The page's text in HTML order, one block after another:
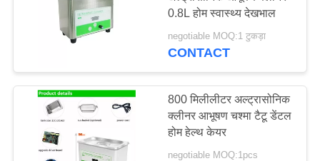
एक
उद्धरण
विनती
चिकित्सा अल्ट्रासोनिक
क्लीनर
0.8L होम स्वास्थ्य देखभाल
negotiable MOQ:1 टुकड़ा
CONTACT
800 मिलीलीटर अल्ट्रासोनिक
क्लीनर आभूषण चश्मा टैटू डेंटल
होम हेल्थ केयर
negotiable MOQ:1pcs